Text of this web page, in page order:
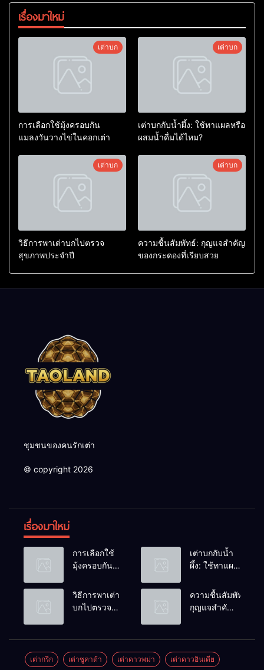
เรื่องมาใหม่
เต่าบก
การเลือกใช้มุ้งครอบกัน
แมลงวันวางไข่ในคอกเต่า
เต่าบก
เต่าบกกับน้ำผึ้ง: ใช้ทาแผลหรือ
ผสมน้ำดื่มได้ไหม?
เต่าบก
วิธีการพาเต่าบกไปตรวจ
สุขภาพประจำปี
เต่าบก
ความชื้นสัมพัทธ์: กุญแจสำคัญ
ของกระดองที่เรียบสวย
ชุมชนของคนรักเต่า
© copyright 2026
เรื่องมาใหม่
การเลือกใช้
มุ้งครอบกัน
วางไข่ในคอก
เต่า
เต่าบกกับน้ำ
ผึ้ง: ใช้ทาแผล
ดื่มได้ไหม?
วิธีการพาเต่า
บกไปตรวจ
ความชื้นสัมพัทธ์:
กุญแจสำคัญ
เต่ากรีก เต่าซูคาต้า เต่าดาวพม่า เต่าดาวอินเดีย